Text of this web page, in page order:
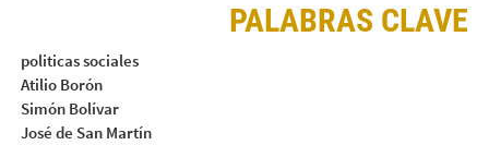
PALABRAS CLAVE
politicas sociales
Atilio Borón
Simón Bolívar
José de San Martín